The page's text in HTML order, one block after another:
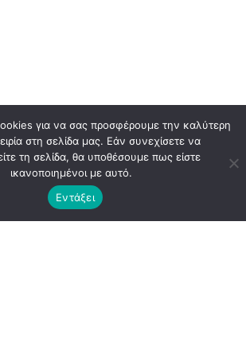
για να σας προσφέρουμε την καλύτερη
στη σελίδα μας. Εάν συνεχίσετε να
τη σελίδα, θα υποθέσουμε πως είστε
ικανοποιημένοι με αυτό.
Εντάξει